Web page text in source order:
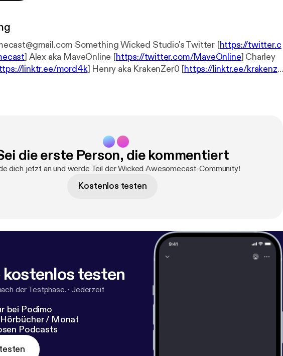
wickedawesomecast@gmail.com Something Wicked Studio's Twitter [https://twitter.c
] Alex aka MaveOnline [https://twitter.com/MaveOnline] Charley
linktr.ee/mord4k ] Henry aka KrakenZer0 [https://linktr.ee/krakenze
die erste Person, die kommentiert
dich jetzt an und werde Teil der Wicked Awesomecast-Community!
Kostenlos testen
kostenlos testen
der Testphase. · Jederzeit
bei Podimo
/ Monat
Podcasts